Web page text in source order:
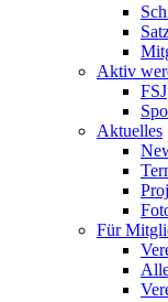
Aktiv
FSJ
Aktuelles
Für